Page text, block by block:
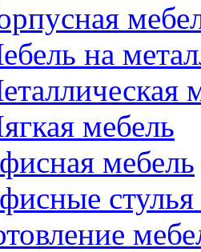
на
мебель
мебель
стулья